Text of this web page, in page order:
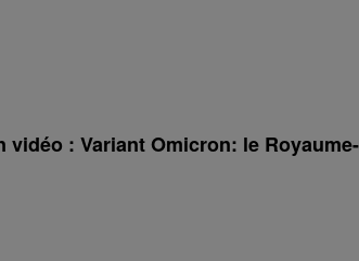
vidéo : Variant Omicron: le